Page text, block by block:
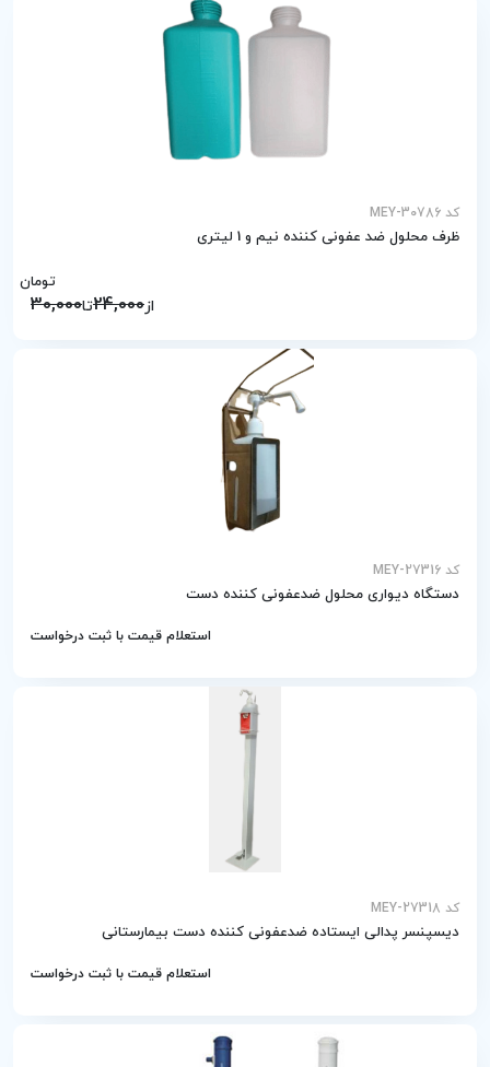
کد MEY-30786
ظرف محلول ضد عفونی کننده نیم و 1 لیتری
از24,000تا30,000
تومان
کد MEY-27316
دستگاه دیواری محلول ضدعفونی کننده دست
استعلام قیمت با ثبت درخواست
کد MEY-27318
دیسپنسر پدالی ایستاده ضدعفونی کننده دست بیمارستانی
استعلام قیمت با ثبت درخواست